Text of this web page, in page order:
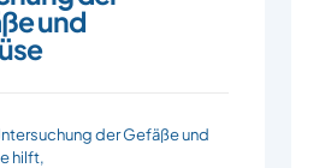
und
der Gefäße und
hilft,